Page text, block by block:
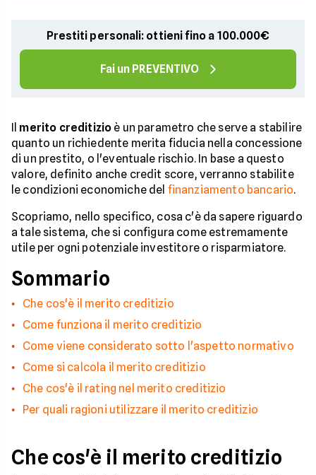
Prestiti personali: ottieni fino a 100.000€
Fai un PREVENTIVO
merito creditizio è un parametro che serve a stabilire
quanto un richiedente merita fiducia nella concessione
di un prestito, o l'eventuale rischio. In base a questo
valore, definito anche credit score, verranno stabilite
le condizioni economiche del finanziamento bancario.
Scopriamo, nello specifico, cosa c'è da sapere riguardo
a tale sistema, che si configura come estremamente
utile per ogni potenziale investitore o risparmiatore.
Sommario
Che cos'è il merito creditizio
Come funziona il merito creditizio
Come viene considerato sotto l'aspetto normativo
Come si calcola il merito creditizio
Che cos'è il rating nel merito creditizio
Per quali ragioni utilizzare il merito creditizio
Che cos'è il merito creditizio